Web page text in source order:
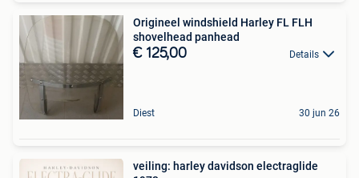
Origineel windshield Harley FL FLH
shovelhead panhead
€ 125,00 Details
Diest 30 jun 26
veiling: harley davidson electraglide